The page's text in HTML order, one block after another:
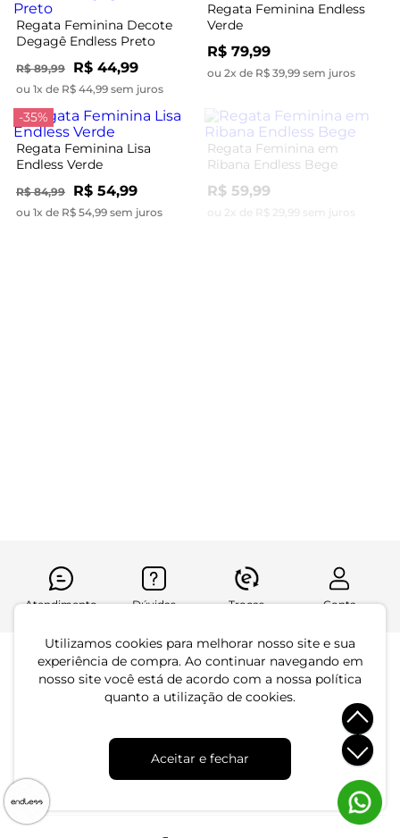
Utilizamos cookies para melhorar nosso site e sua
experiência de compra. Ao continuar navegando em
nosso site você está de acordo com a nossa política
quanto a utilização de cookies.
Aceitar e fechar
Regata Feminina Decote
Degagê Endless Preto
R$ 89,99 R$ 44,99
ou 1x de R$ 44,99 sem juros
Regata Feminina Endless
Verde
R$ 79,99
ou 2x de R$ 39,99 sem juros
-35%
Regata Feminina Lisa
Endless Verde
R$ 84,99 R$ 54,99
ou 1x de R$ 54,99 sem juros
Regata Feminina em
Ribana Endless Bege
R$ 59,99
Atendimento Dúvidas Trocas Conta
Institucional
Formas de Pagamento
Formas de Entrega
Trocas e Devoluções
Fale conosco pelo WhatsApp
Segunda à sexta das 8:00 às 17:00
Trocas e Devoluções